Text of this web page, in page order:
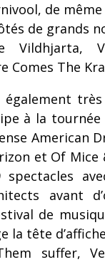
de même
de grands
Vildhjarta,
Comes The
également
à la
American
et Of Mice
avant
de
la tête
suffer,